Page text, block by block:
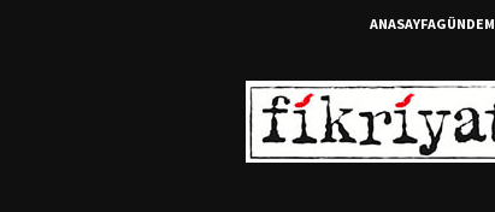
ANASAYFAGÜNDEM